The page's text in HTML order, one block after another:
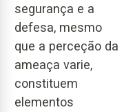
segurança e a
defesa, mesmo
que a perceção da
ameaça varie,
constituem
elementos